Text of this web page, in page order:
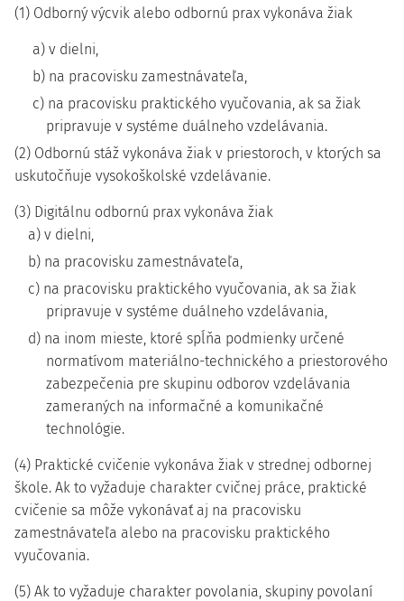
(1) Odborný výcvik alebo odbornú prax vykonáva žiak
a) v dielni,
b) na pracovisku zamestnávateľa,
c) na pracovisku praktického vyučovania, ak sa žiak
pripravuje v systéme duálneho vzdelávania.
(2) Odbornú stáž vykonáva žiak v priestoroch, v ktorých sa
uskutočňuje vysokoškolské vzdelávanie.
(3) Digitálnu odbornú prax vykonáva žiak
a) v dielni,
b) na pracovisku zamestnávateľa,
c) na pracovisku praktického vyučovania, ak sa žiak
pripravuje v systéme duálneho vzdelávania,
d) na inom mieste, ktoré spĺňa podmienky určené
normatívom materiálno-technického a priestorového
zabezpečenia pre skupinu odborov vzdelávania
zameraných na informačné a komunikačné
technológie.
(4) Praktické cvičenie vykonáva žiak v strednej odbornej
škole. Ak to vyžaduje charakter cvičnej práce, praktické
cvičenie sa môže vykonávať aj na pracovisku
zamestnávateľa alebo na pracovisku praktického
vyučovania.
(5) Ak to vyžaduje charakter povolania, skupiny povolaní